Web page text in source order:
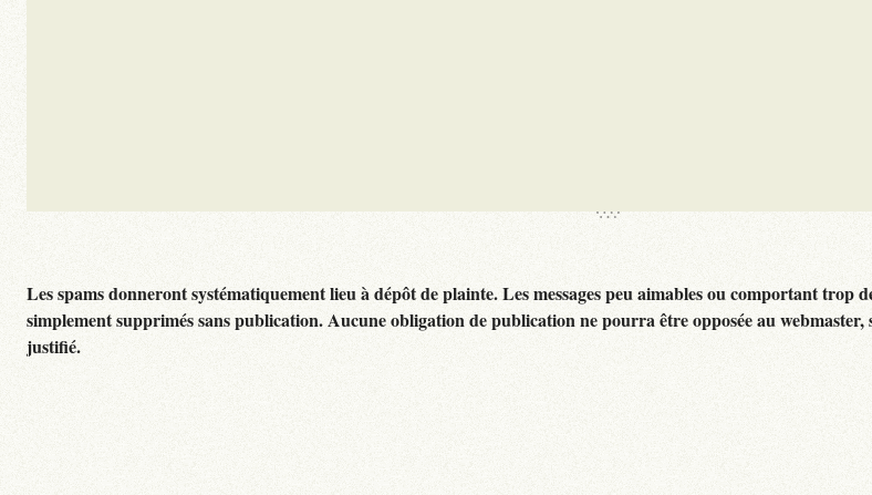
Les spams donneront systématiquement lieu à dépôt de plainte. Les messages peu aimables ou comportant trop
simplement supprimés sans publication. Aucune obligation de publication ne pourra être opposée au
justifié.